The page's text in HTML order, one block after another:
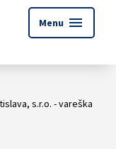
Menu menu
s.r.o. - vareška